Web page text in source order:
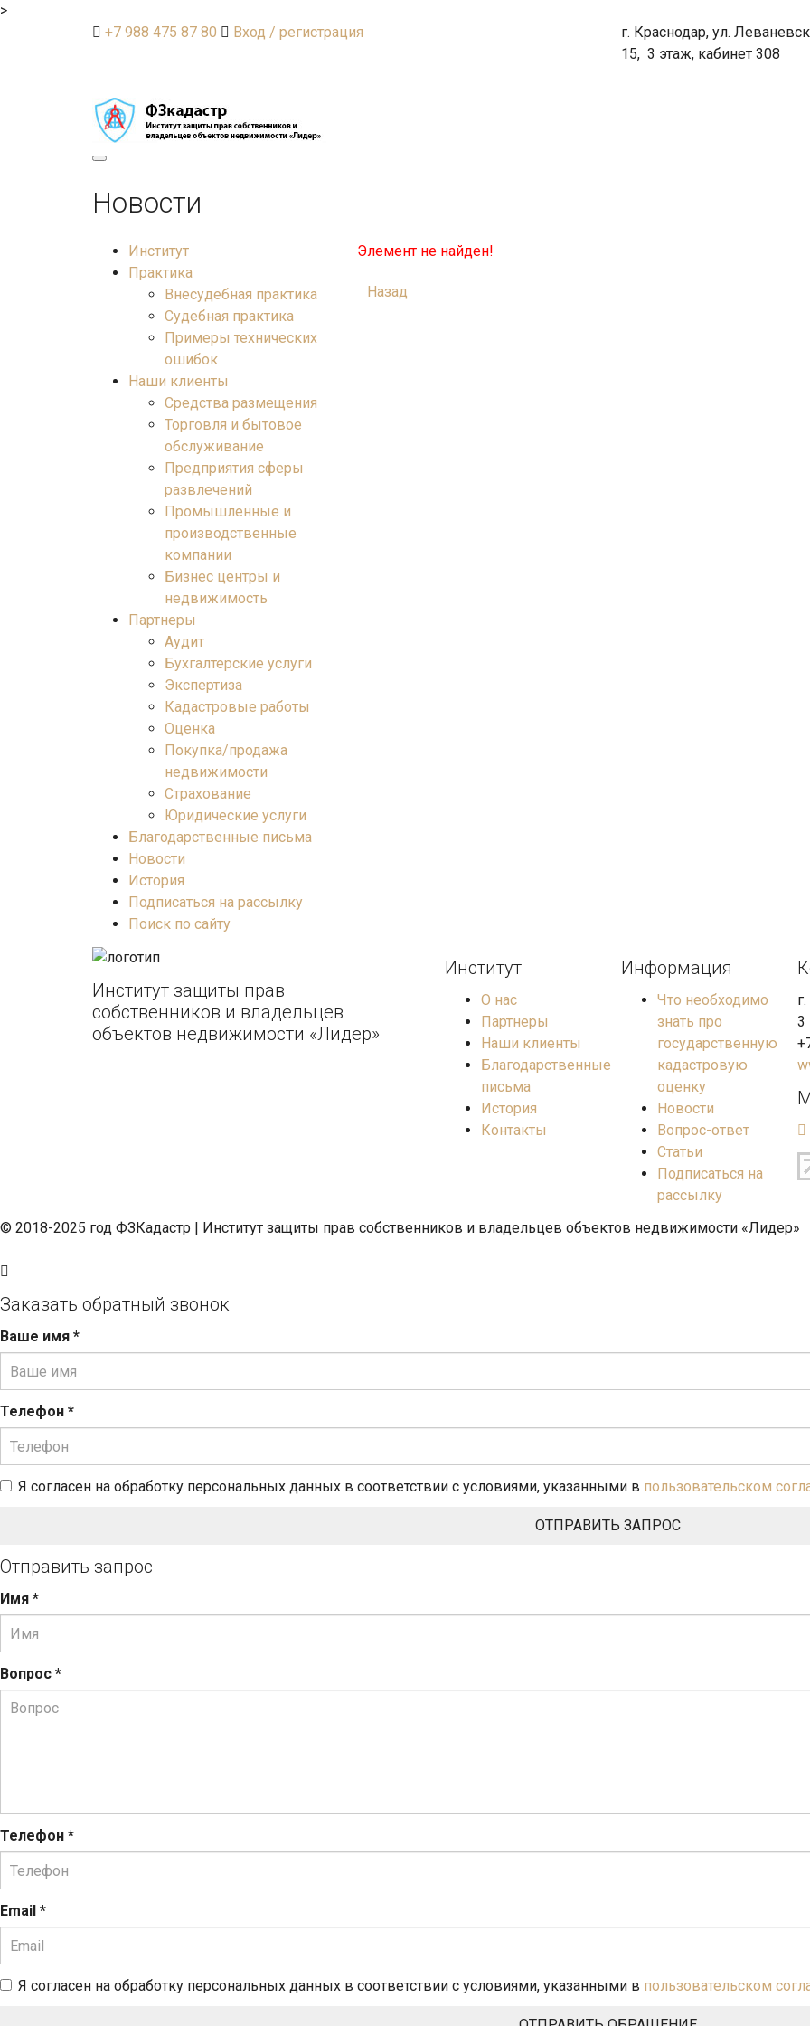
>
+7 988 475 87 80
Вход / регистрация
г. Краснодар, ул.
15, 3 этаж, кабинет 308
navigation
Новости
Институт
Практика
Внесудебная практика
Судебная практика
Примеры технических
ошибок
Наши клиенты
Средства размещения
Торговля и бытовое
обслуживание
Предприятия сферы
развлечений
Промышленные и
производственные
компании
Бизнес центры и
недвижимость
Партнеры
Аудит
Бухгалтерские услуги
Экспертиза
Кадастровые работы
Оценка
Покупка/продажа
недвижимости
Страхование
Юридические услуги
Благодарственные письма
Новости
История
Подписаться на рассылку
Поиск по сайту
Элемент не найден!
Назад
Институт защиты прав
собственников и владельцев
объектов недвижимости «Лидер»
Институт
О нас
Партнеры
Наши клиенты
Благодарственные
письма
История
Контакты
Информация
Что необходимо
знать про
государственную
кадастровую
оценку
Новости
Вопрос-ответ
Статьи
Подписаться на
рассылку
3
© 2018-2025 год ФЗКадастр | Институт защиты прав собственников и владельцев объектов недвижимости «Лидер»
Заказать обратный звонок
Ваше имя *
Телефон *
Я согласен на обработку персональных данных в соответствии с условиями, указанными в пользовательском
Отправить запрос
Имя *
Вопрос *
Телефон *
Email *
Я согласен на обработку персональных данных в соответствии с условиями, указанными в пользовательском